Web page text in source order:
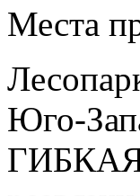
Места
Юго-